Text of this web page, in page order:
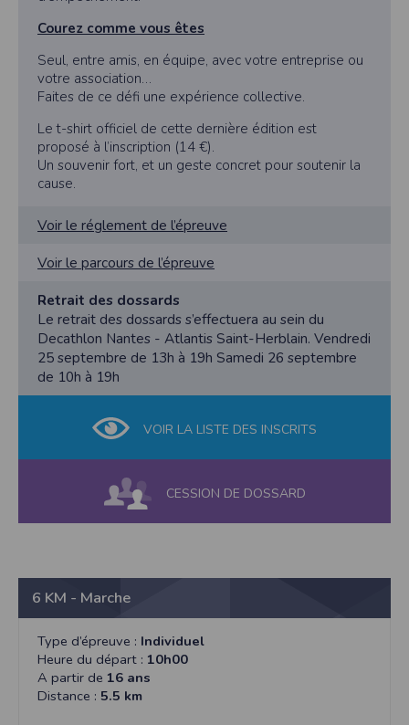
Courez comme vous êtes
Seul, entre amis, en équipe, avec votre entreprise ou
votre association…
Faites de ce défi une expérience collective.
Le t-shirt officiel de cette dernière édition est
proposé à l’inscription (14 €).
Un souvenir fort, et un geste concret pour soutenir la
cause.
Voir le réglement de l’épreuve
Voir le parcours de l’épreuve
Retrait des dossards
Le retrait des dossards s’effectuera au sein du
Decathlon Nantes - Atlantis Saint-Herblain. Vendredi
25 septembre de 13h à 19h Samedi 26 septembre
de 10h à 19h
VOIR LA LISTE DES INSCRITS
CESSION DE DOSSARD
6 KM - Marche
Type d’épreuve : Individuel
Heure du départ : 10h00
A partir de 16 ans
Distance : 5.5 km